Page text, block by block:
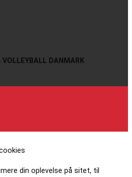
VOLLEYBALL DANMARK
din oplevelse på sitet, til